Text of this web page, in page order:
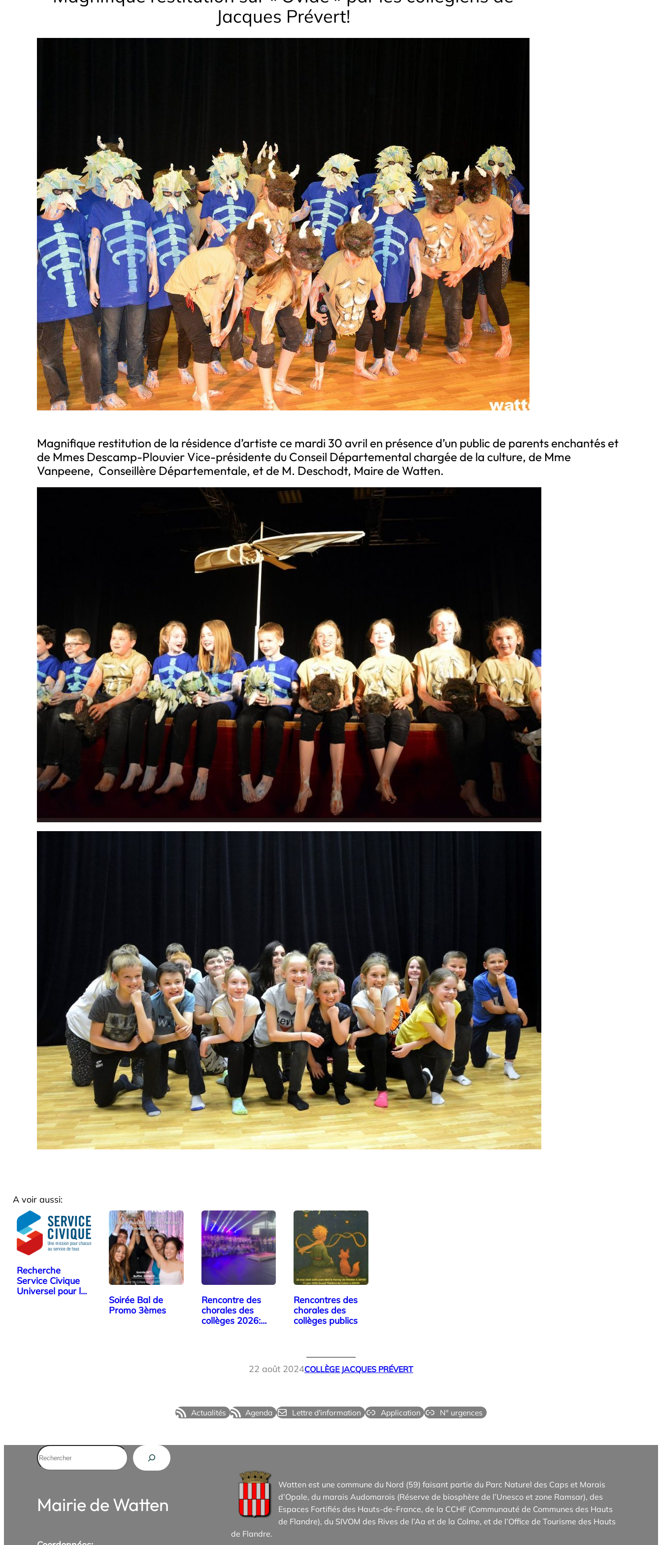
Jacques Prévert!
Magnifique restitution de la résidence d’artiste ce mardi 30 avril en présence d’un public de parents enchantés et
de Mmes Descamp-Plouvier Vice-présidente du Conseil Départemental chargée de la culture, de Mme
Vanpeene, Conseillère Départementale, et de M. Deschodt, Maire de Watten.
A voir aussi:
Recherche
Service Civique
Universel pour le
Soirée Bal de
Promo 3èmes
Rencontre des
chorales des
collèges 2026:
Rencontres des
chorales des
collèges publics
22 août 2024COLLÈGE JACQUES PRÉVERT
Actualités Agenda Lettre d'information Application N° urgences
Rechercher
Mairie de Watten
Watten est une commune du Nord (59) faisant partie du Parc Naturel des Caps et Marais
d’Opale, du marais Audomarois (Réserve de biosphère de l’Unesco et zone Ramsar), des
Espaces Fortifiés des Hauts-de-France, de la CCHF (Communauté de Communes des Hauts
de Flandre), du SIVOM des Rives de l’Aa et de la Colme, et de l’Office de Tourisme des Hauts
de Flandre.